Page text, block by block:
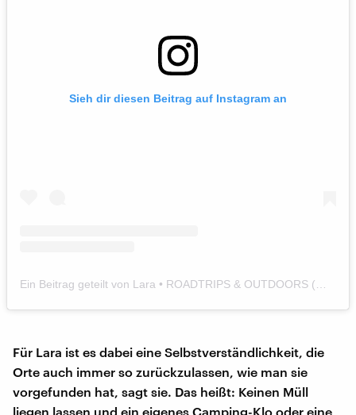
Sieh dir diesen Beitrag auf Instagram an
Für Lara ist es dabei eine Selbstverständlichkeit, die
Orte auch immer so zurückzulassen, wie man sie
vorgefunden hat, sagt sie. Das heißt: Keinen Müll
liegen lassen und ein eigenes Camping-Klo oder eine